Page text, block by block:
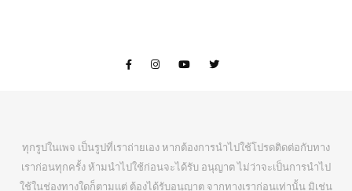
ทุกรูปในเพจ เป็นรูปที่เราถ่ายเอง หากต้องการนำไปใช้โปรดติดต่อกับทาง
เราก่อนทุกครั้ง ห้ามนำไปใช้ก่อนจะได้รับ อนุญาต ไม่ว่าจะเป็นการนำไป
ใช้ในช่องทางใดก็ตามแต่ ต้องได้รับอนุญาต จากทางเราก่อนเท่านั้น มิเช่น